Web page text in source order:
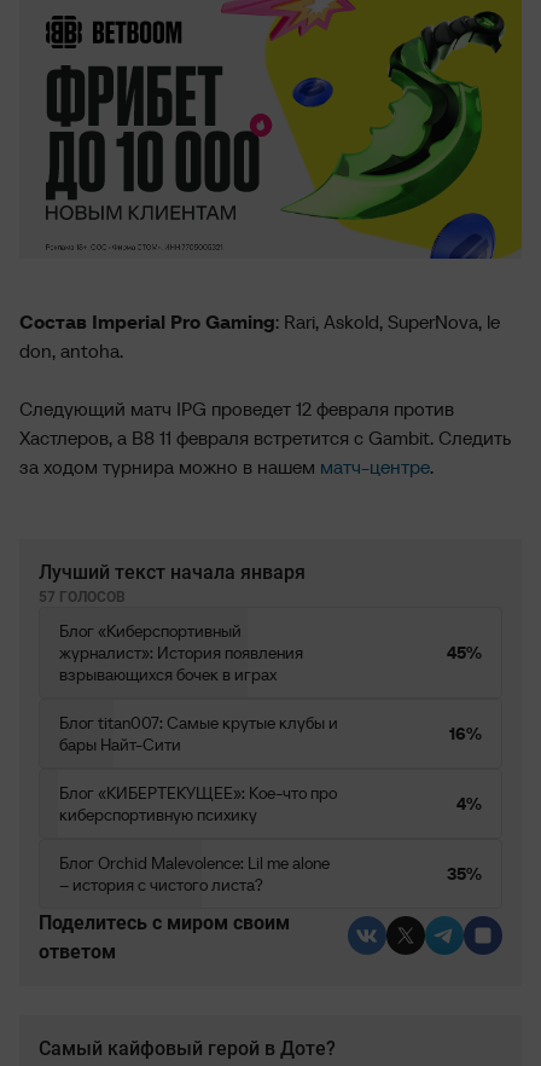
Состав Imperial Pro Gaming: Rari, Askold, SuperNova, le
don, antoha.
Следующий матч IPG проведет 12 февраля против
Хастлеров, а B8 11 февраля встретится с Gambit. Следить
за ходом турнира можно в нашем матч-центре.
Лучший текст начала января
57 ГОЛОСОВ
Блог «Киберспортивный
журналист»: История появления
взрывающихся бочек в играх
45%
Блог titan007: Самые крутые клубы и
бары Найт-Сити
16%
Блог «КИБЕРТЕКУЩЕЕ»: Кое-что про
киберспортивную психику
4%
Блог Orchid Malevolence: Lil me alone
– история с чистого листа?
35%
Поделитесь c миром своим
ответом
Самый кайфовый герой в Доте?